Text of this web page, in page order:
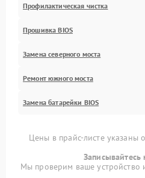
Профилактическая чистка
Прошивка BIOS
Замена северного моста
Ремонт южного моста
Замена батарейки BIOS
Цены в прайс-листе указаны
Записывайтесь
Мы проверим ваше устройство